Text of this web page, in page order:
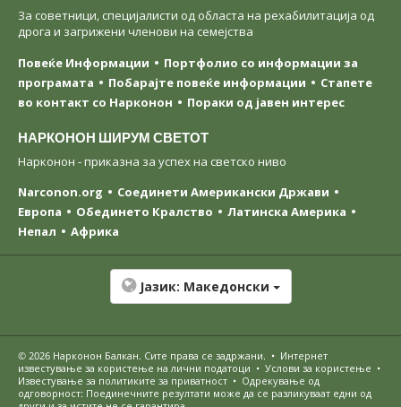
За советници, специјалисти од областа на рехабилитација од
дрога и загрижени членови на семејства
Повеќе Информации
Портфолио со информации за
програмата
Побарајте повеќе информации
Стапете
во контакт со Нарконон
Пораки од јавен интерес
НАРКОНОН ШИРУМ СВЕТОТ
Нарконон - приказна за успех на светско ниво
Narconon.org
Соединети Американски Држави
Европа
Обединето Кралство
Латинска Америка
Непал
Африка
Јазик: Македонски
© 2026 Нарконон Балкан. Сите права се задржани. • Интернет
известување за користење на лични податоци • Услови за користење •
Известување за политиките за приватност • Одрекување од
одговорност: Поединечните резултати може да се разликуваат едни од